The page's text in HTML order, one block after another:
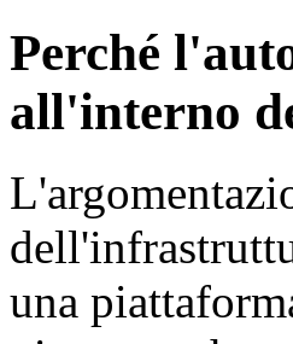
Perché
all'interno
una